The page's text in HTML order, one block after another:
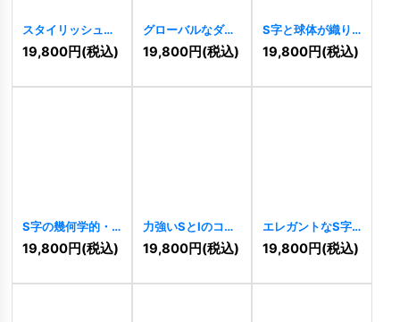
スタイリッシュな
Sのグローバルロ
ゴ [ 11155
19,800円(税込)
グローバルなダイ
ナミックロゴ
11140 ]
19,800円(税込)
S字と球体が織り
なす未来志向ロゴ
11137 ]
19,800円(税込)
S字の幾何学的・
先進的連結ロゴ
11138 ]
19,800円(税込)
力強いSとIのコン
ビネーションロゴ
11106 ]
19,800円(税込)
エレガントなS字
のロゴ[11093]
19,800円(税込)